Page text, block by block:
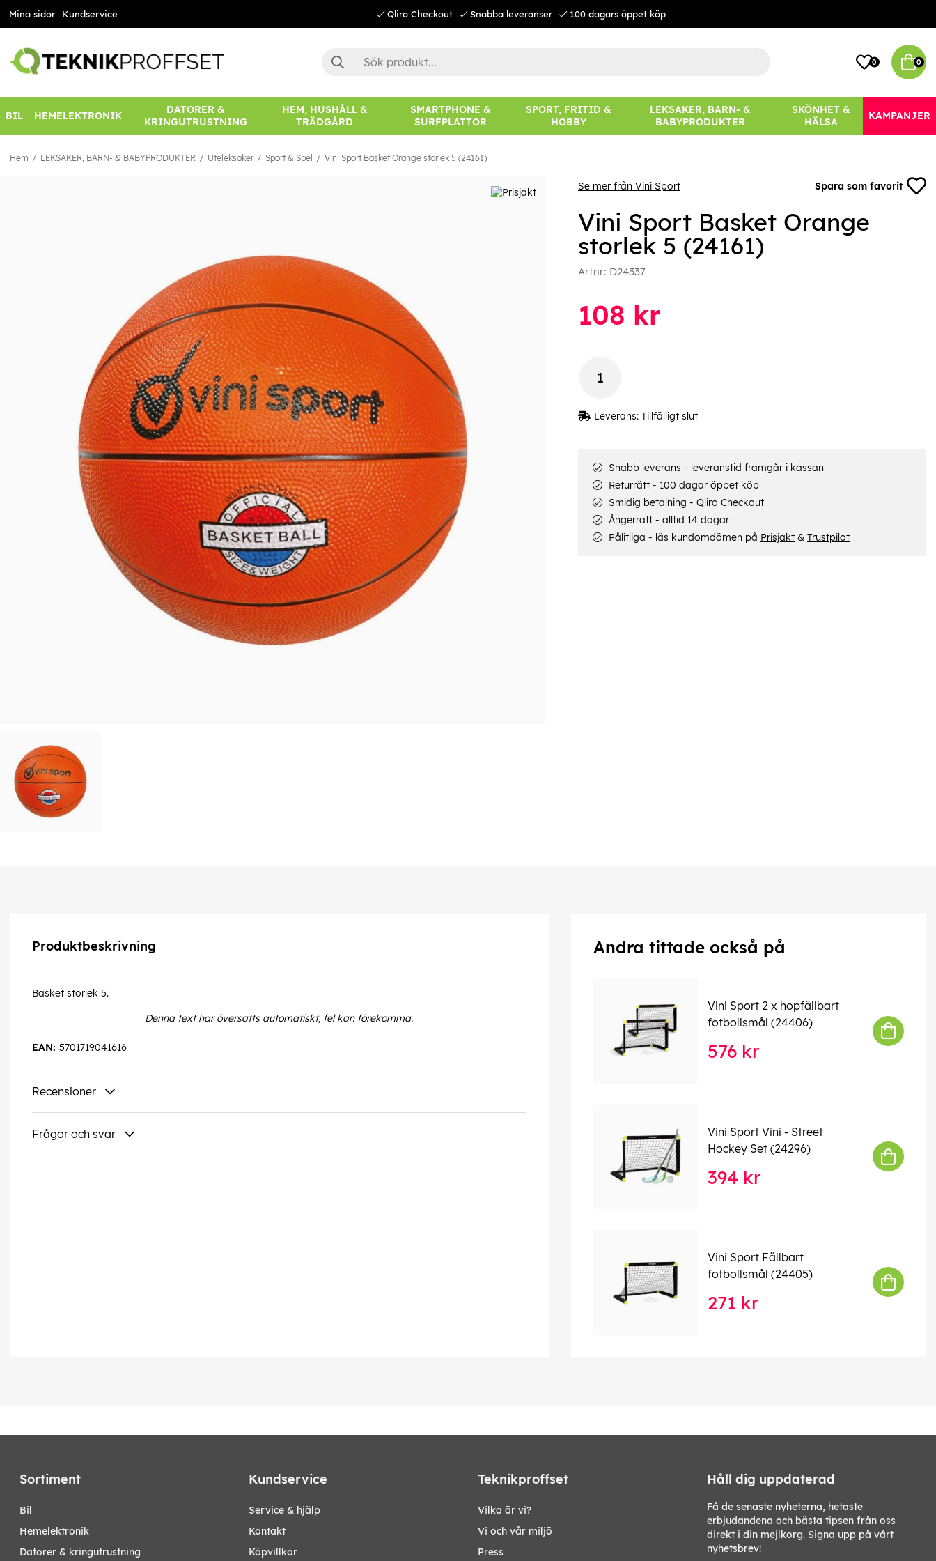
Mina sidor Kundservice Qliro Checkout Snabba leveranser 100 dagars öppet köp
0 0
BIL HEMELEKTRONIK
DATORER &
KRINGUTRUSTNING
HEM, HUSHÅLL &
TRÄDGÅRD
SMARTPHONE &
SURFPLATTOR
SPORT, FRITID &
HOBBY
LEKSAKER, BARN- &
BABYPRODUKTER
SKÖNHET &
HÄLSA
KAMPANJER
Hem LEKSAKER, BARN- & BABYPRODUKTER Uteleksaker Sport & Spel Vini Sport Basket Orange storlek 5 (24161)
Se mer från Vini Sport Spara som favorit
Vini Sport Basket Orange
storlek 5 (24161)
Artnr: D24337
108 kr
Leverans: Tillfälligt slut
Snabb leverans - leveranstid framgår i kassan
Returrätt - 100 dagar öppet köp
Smidig betalning - Qliro Checkout
Ångerrätt - alltid 14 dagar
Pålitliga - läs kundomdömen på Prisjakt& Trustpilot
Produktbeskrivning
Basket storlek 5.
Denna text har översatts automatiskt, fel kan förekomma.
5701719041616
EAN:
Recensioner
Frågor och svar
Andra tittade också på
Vini Sport 2 x hopfällbart
fotbollsmål (24406)
576 kr
Vini Sport Vini - Street
Hockey Set (24296)
394 kr
Vini Sport Fällbart
fotbollsmål (24405)
271 kr
Sortiment
bil
hemelektronik
datorer & kringutrustning
Kundservice
Service & hjälp
Kontakt
Köpvillkor
Teknikproffset
Vilka är vi?
Vi och vår miljö
Press
Håll dig uppdaterad
Få de senaste nyheterna, hetaste
erbjudandena och bästa tipsen från oss
direkt i din mejlkorg. Signa upp på vårt
nyhetsbrev!